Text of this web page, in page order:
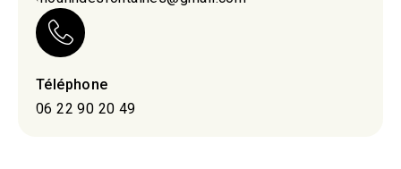
Téléphone
06 22 90 20 49